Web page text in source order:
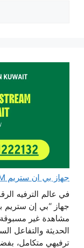
جهاز بي ان ستريم beIN STREAM الكويت مع اشتراك
في عالم الترفيه
جهاز “بي إن ستريم
مشاهدة غير مسبوقة،
الحديثة والتفاعل
ترفيهي متكامل،